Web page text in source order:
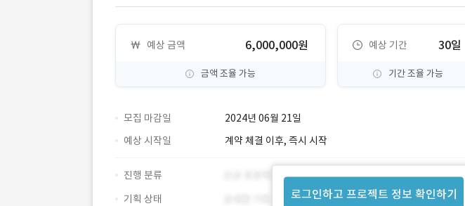
예상 금액 6,000,000원
금액 조율 가능
예상 기간 30일
기간 조율 가능
모집 마감일 2024년 06월 21일
로그인하고 프로젝트 정보 확인하기
예상 시작일 계약 체결 이후, 즉시 시작
진행 분류
기획 상태